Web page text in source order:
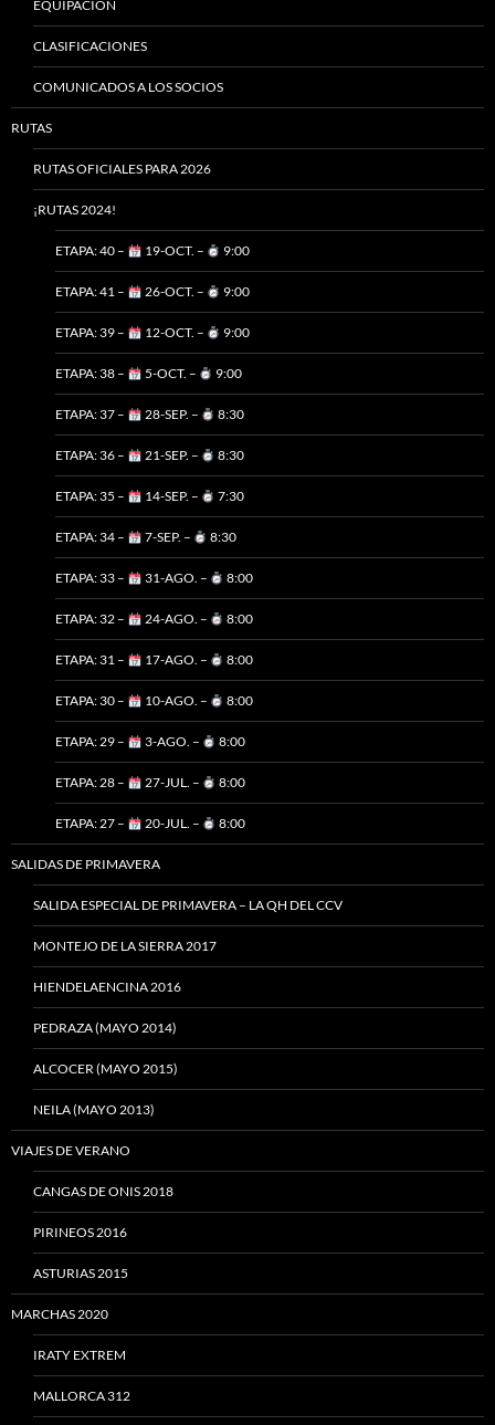
EQUIPACIÓN
CLASIFICACIONES
COMUNICADOS A LOS SOCIOS
RUTAS
RUTAS OFICIALES PARA 2026
¡RUTAS 2024!
ETAPA: 40 – 19-OCT. – 9:00
ETAPA: 41 – 26-OCT. – 9:00
ETAPA: 39 – 12-OCT. – 9:00
ETAPA: 38 – 5-OCT. – 9:00
ETAPA: 37 – 28-SEP. – 8:30
ETAPA: 36 – 21-SEP. – 8:30
ETAPA: 35 – 14-SEP. – 7:30
ETAPA: 34 – 7-SEP. – 8:30
ETAPA: 33 – 31-AGO. – 8:00
ETAPA: 32 – 24-AGO. – 8:00
ETAPA: 31 – 17-AGO. – 8:00
ETAPA: 30 – 10-AGO. – 8:00
ETAPA: 29 – 3-AGO. – 8:00
ETAPA: 28 – 27-JUL. – 8:00
ETAPA: 27 – 20-JUL. – 8:00
SALIDAS DE PRIMAVERA
SALIDA ESPECIAL DE PRIMAVERA – LA QH DEL CCV
MONTEJO DE LA SIERRA 2017
HIENDELAENCINA 2016
PEDRAZA (MAYO 2014)
ALCOCER (MAYO 2015)
NEILA (MAYO 2013)
VIAJES DE VERANO
CANGAS DE ONIS 2018
PIRINEOS 2016
ASTURIAS 2015
MARCHAS 2020
IRATY EXTREM
MALLORCA 312